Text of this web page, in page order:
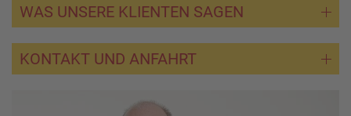
WAS UNSERE KLIENTEN SAGEN
KONTAKT UND ANFAHRT